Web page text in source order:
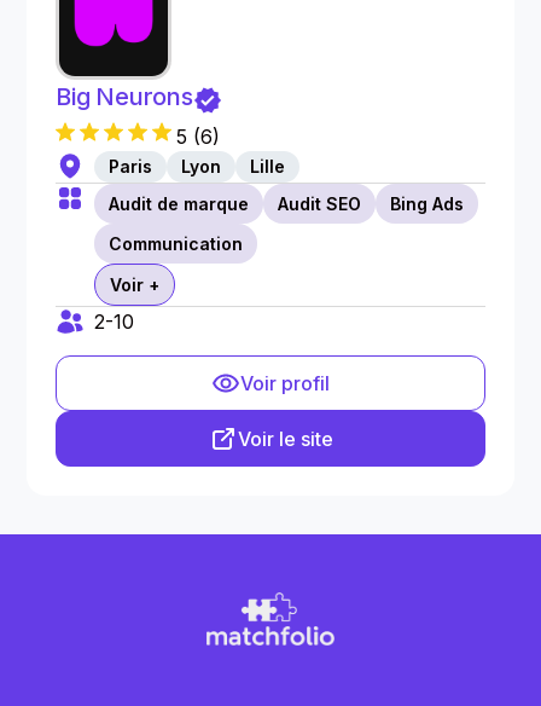
Big Neurons
5 (6)
Paris Lyon
Lille
Audit de marque
Audit SEO
Bing Ads
Communication
Voir +
2-10
Voir profil
Voir le site